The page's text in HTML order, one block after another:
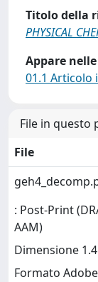
Titolo della
PHYSICAL
Appare
01.1 Articolo
File in questo
File
: Post-Print
AAM)
Dimensione
Formato